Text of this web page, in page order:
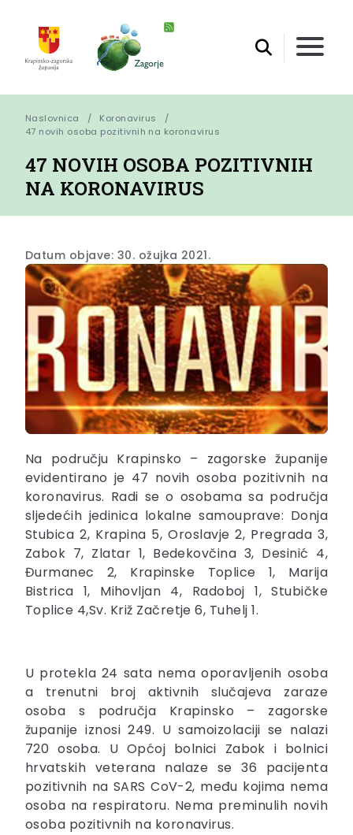
Naslovnica
Koronavirus
47 novih osoba pozitivnih na koronavirus
47 NOVIH OSOBA POZITIVNIH
NA KORONAVIRUS
Datum objave: 30. ožujka 2021.
Na području Krapinsko – zagorske županije
evidentirano je 47 novih osoba pozitivnih na
koronavirus. Radi se o osobama sa područja
sljedećih jedinica lokalne samouprave: Donja
Stubica 2, Krapina 5, Oroslavje 2, Pregrada 3,
Zabok 7, Zlatar 1, Bedekovčina 3, Desinić 4,
Đurmanec 2, Krapinske Toplice 1, Marija
Bistrica 1, Mihovljan 4, Radoboj 1, Stubičke
Toplice 4,Sv. Križ Začretje 6, Tuhelj 1.
U protekla 24 sata nema oporavljenih osoba
a trenutni broj aktivnih slučajeva zaraze
osoba s područja Krapinsko – zagorske
županije iznosi 249. U samoizolaciji se nalazi
720 osoba. U Općoj bolnici Zabok i bolnici
hrvatskih veterana nalaze se 36 pacijenta
pozitivnih na SARS CoV-2, među kojima nema
osoba na respiratoru. Nema preminulih novih
osoba pozitivnih na koronavirus.